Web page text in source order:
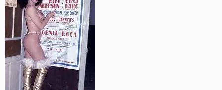
El fascista, la beata, y su hija desvirgada (Los títulos eran de un